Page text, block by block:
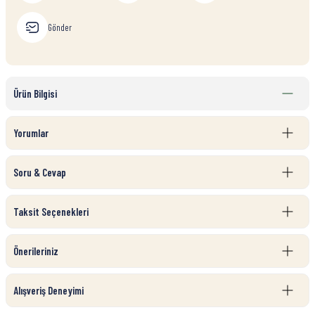
Gönder
Ürün Bilgisi
Yorumlar
Soru & Cevap
Taksit Seçenekleri
Önerileriniz
Alışveriş Deneyimi